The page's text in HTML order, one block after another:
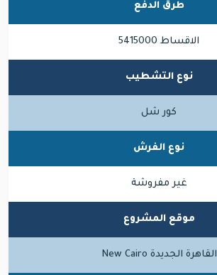
طرق الدفع
الاقساط 5415000
نوع التشطيب
كور شل
نوع الفرش
غير مفروشة
موقع المشروع
القاهرة الجديدة New Cairo